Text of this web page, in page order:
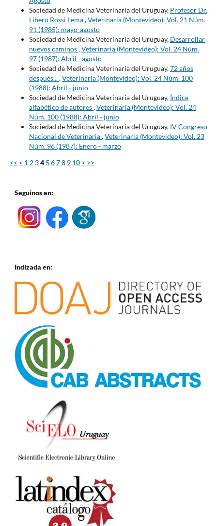
Sociedad de Medicina Veterinaria del Uruguay, Profesor Dr.
Libero Rossi Lema,Veterinaria (Montevideo): Vol. 21 Núm.
91 (1985): mayo-agosto
Sociedad de Medicina Veterinaria del Uruguay, Desarrollar
nuevos caminos,Veterinaria (Montevideo): Vol. 24 Núm.
97 (1987): Abril - agosto
Sociedad de Medicina Veterinaria del Uruguay,72 años
después...,Veterinaria (Montevideo): Vol. 24 Núm. 100
(1988): Abril - junio
Sociedad de Medicina Veterinaria del Uruguay, Índice
alfabético de autores,Veterinaria (Montevideo): Vol. 24
Núm. 100 (1988): Abril - junio
Sociedad de Medicina Veterinaria del Uruguay, IV Congreso
Nacional de Veterinaria,Veterinaria (Montevideo): Vol. 23
Núm. 96 (1987): Enero - marzo
<< < 1 2 34 5 678 9 10 > >>
Seguinos en:
Indizada en: